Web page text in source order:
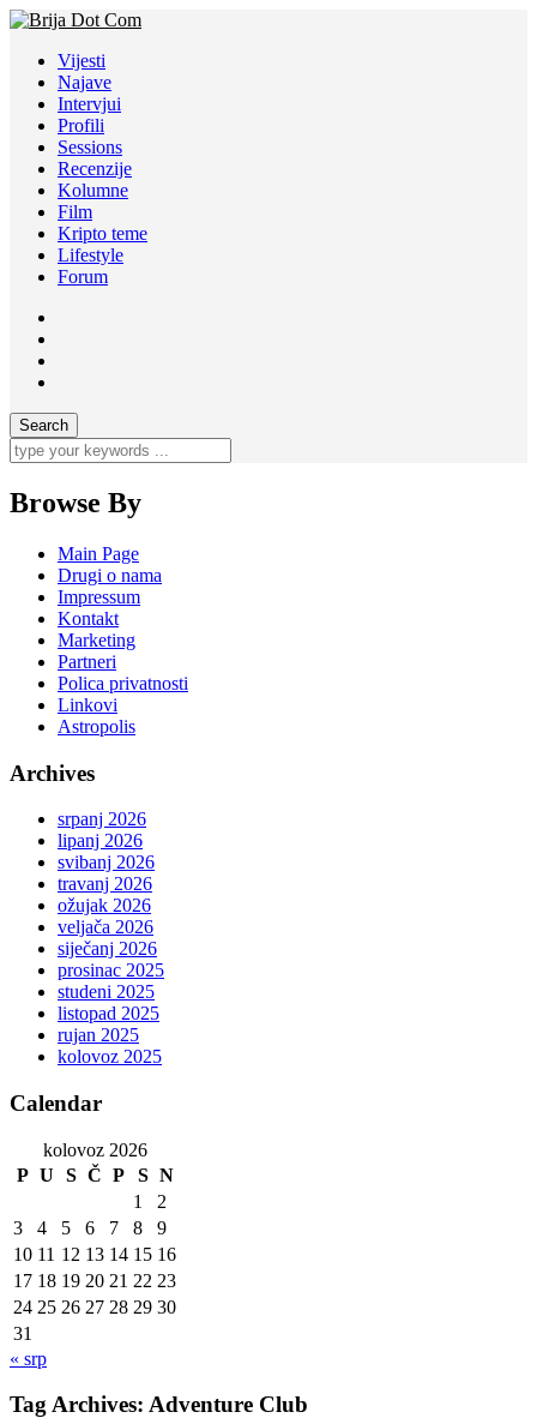
Vijesti
Najave
Intervjui
Profili
Sessions
Recenzije
Kolumne
Film
Kripto teme
Lifestyle
Forum
Browse By
Main Page
Drugi o nama
Impressum
Kontakt
Marketing
Partneri
Polica privatnosti
Linkovi
Astropolis
Archives
srpanj 2026
lipanj 2026
svibanj 2026
travanj 2026
ožujak 2026
veljača 2026
siječanj 2026
prosinac 2025
studeni 2025
listopad 2025
rujan 2025
kolovoz 2025
Calendar
kolovoz 2026
P U S Č P S N
1
2
3
4 5 6 7 8
9
10 11 12 13 14 15 16
17 18 19 20 21 22 23
24 25 26 27 28 29 30
31
« srp
Tag Archives: Adventure Club